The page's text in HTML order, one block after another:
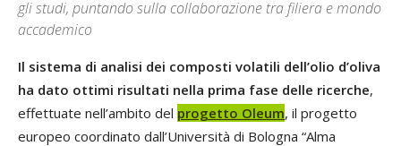
gli studi, puntando sulla collaborazione tra filiera e mondo
accademico
Il sistema di analisi dei composti volatili dell’olio d’oliva
ha dato ottimi risultati nella prima fase delle ricerche,
effettuate nell’ambito del progetto Oleum, il progetto
europeo coordinato dall’Università di Bologna “Alma